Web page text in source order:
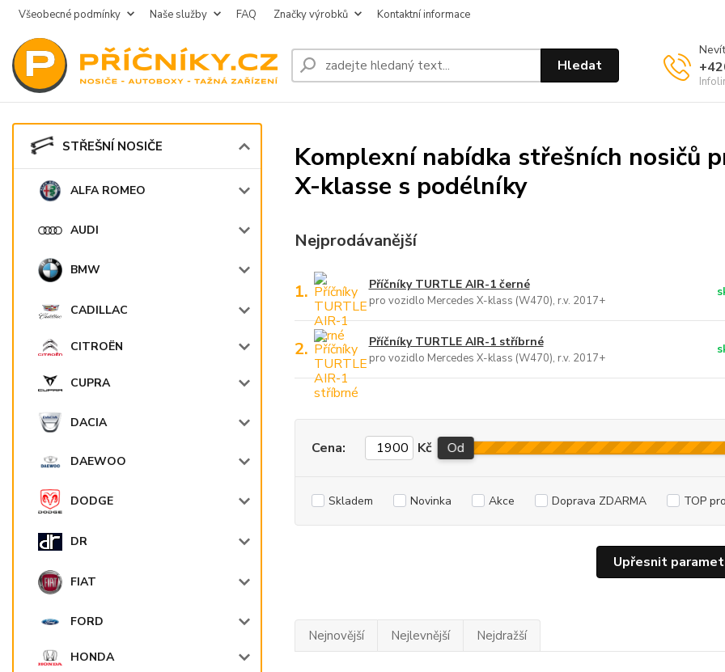
Všeobecné podmínky Naše služby FAQ Značky výrobků Kontaktní informace
Hledat
STŘEŠNÍ NOSIČE
ALFA ROMEO
AUDI
BMW
CADILLAC
CITROËN
CUPRA
DACIA
DAEWOO
DODGE
DR
FIAT
FORD
HONDA
Komplexní nabídka střešních nosičů
X-klasse s podélníky
Nejprodávanější
1. Příčníky TURTLE AIR-1 černé
pro vozidlo Mercedes X-klass (W470), r.v. 2017+
2. Příčníky TURTLE AIR-1 stříbrné
pro vozidlo Mercedes X-klass (W470), r.v. 2017+
Upřesnit
Cena: Kč Od
Skladem Novinka Akce Doprava ZDARMA TOP
Nejnovější Nejlevnější Nejdražší